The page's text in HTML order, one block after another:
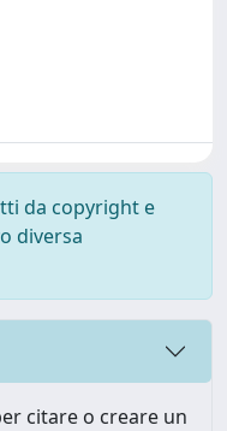
da copyright e
diversa
citare o creare un